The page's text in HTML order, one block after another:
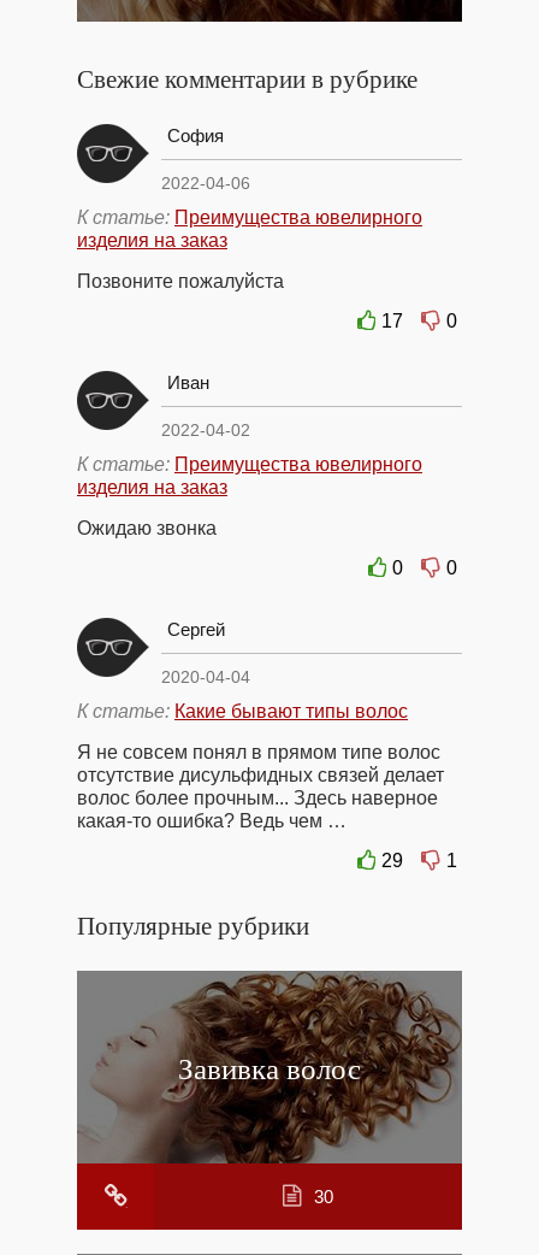
Свежие комментарии в рубрике
София
2022-04-06
К статье: Преимущества ювелирного
изделия на заказ
Позвоните пожалуйста
17
0
Иван
2022-04-02
К статье: Преимущества ювелирного
изделия на заказ
Ожидаю звонка
0
0
Сергей
2020-04-04
К статье: Какие бывают типы волос
Я не совсем понял в прямом типе волос
отсутствие дисульфидных связей делает
волос более прочным... Здесь наверное
какая-то ошибка? Ведь чем …
29
1
Популярные рубрики
Завивка волос
30